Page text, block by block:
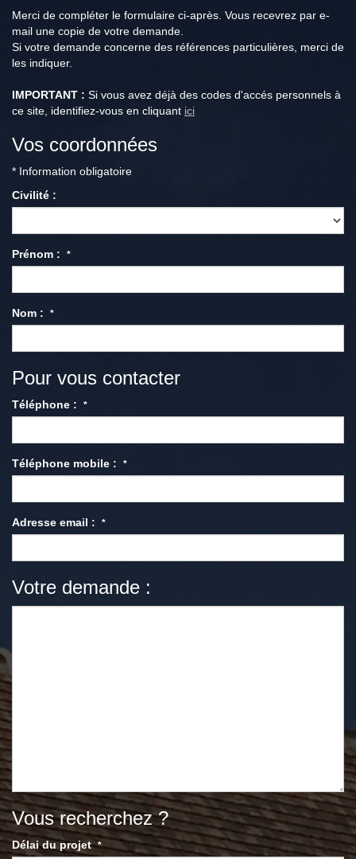
Merci de compléter le formulaire ci-après. Vous recevrez par e-
mail une copie de votre demande.
Si votre demande concerne des références particulières, merci de
les indiquer.
IMPORTANT : Si vous avez déjà des codes d'accés personnels à
ce site, identifiez-vous en cliquant ici
Vos coordonnées
* Information obligatoire
Civilité :
Prénom : *
Nom : *
Pour vous contacter
Téléphone : *
Téléphone mobile : *
Adresse email : *
Votre demande :
Vous recherchez ?
Délai du projet*